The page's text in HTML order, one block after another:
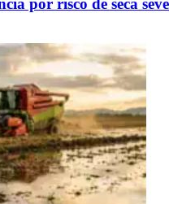
por risco de seca